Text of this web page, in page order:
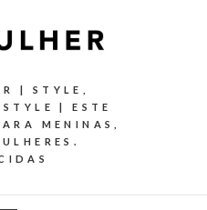
| STYLE,
| ESTE
MENINAS,